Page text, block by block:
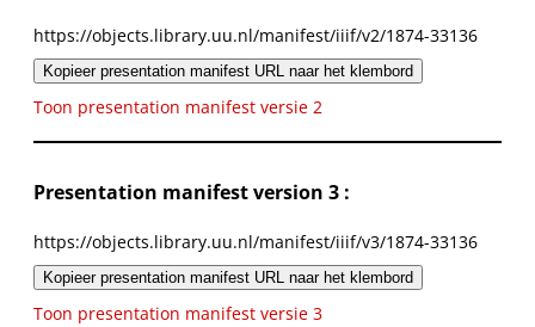
https://objects.library.uu.nl/manifest/iiif/v2/1874-33136
Kopieer presentation manifest URL naar het klembord
Toon presentation manifest versie 2
Presentation manifest version 3 :
https://objects.library.uu.nl/manifest/iiif/v3/1874-33136
Kopieer presentation manifest URL naar het klembord
Toon presentation manifest versie 3